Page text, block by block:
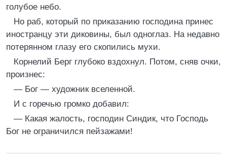
голубое небо.
Но раб, который по приказанию господина принес
иностранцу эти диковины, был одноглаз. На недавно
потерянном глазу его скопились мухи.
Корнелий Берг глубоко вздохнул. Потом, сняв очки,
произнес:
— Бог — художник вселенной.
И с горечью громко добавил:
— Какая жалость, господин Синдик, что Господь
Бог не ограничился пейзажами!